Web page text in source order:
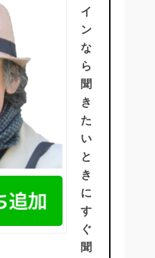
イ
ン
な
ら
聞
き
た
い
と
き
に
す
ぐ
聞